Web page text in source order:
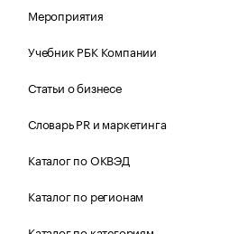
Мероприятия
Учебник РБК Компании
Статьи о бизнесе
Словарь PR и маркетинга
Каталог по ОКВЭД
Каталог по регионам